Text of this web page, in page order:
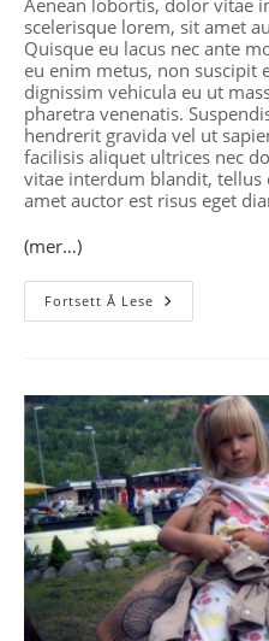
Aenean lobortis, dolor vitae
scelerisque lorem, sit amet
Quisque eu lacus nec ante
eu enim metus, non suscipit
dignissim vehicula eu ut
pharetra venenatis.
hendrerit gravida vel ut
facilisis aliquet ultrices nec
vitae interdum blandit, tellus
amet auctor est risus eget
(mer…)
Fortsett Å Lese Dette
Er